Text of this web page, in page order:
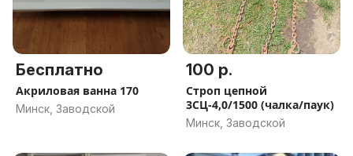
Бесплатно
Акриловая ванна 170
Минск, Заводской
100 р.
Строп цепной
3СЦ-4,0/1500 (чалка/паук)
Минск, Заводской